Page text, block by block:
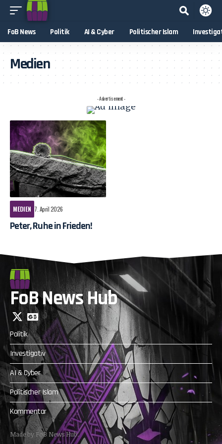
FoB News Politik AI & Cyber Politischer Islam
Medien
- Advertisement -
MEDIEN 7. April 2026
Peter, Ruhe in Frieden!
FoB News Hub
Politik
Investigativ
AI & Cyber
Politischer Islam
Kommentar
Made by FoB News Hub.